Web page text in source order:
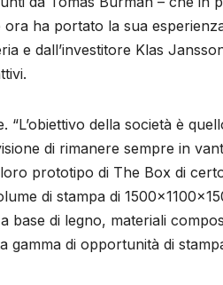
ha portato la sua
e dall’investitore Klas
della società è
di rimanere sempre in
prototipo di The Box di
di stampa di
base di legno, materiali
di opportunità di